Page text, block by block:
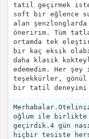
tatil geçirmek
soft bir eğlence
alan
öneririm. Tüm
ortamda tek
bir kaç eksik
daha klasik
edemedim. Her
teşekkürler, gönül
bir tatil deneyimi
oğlum ile birlikte
geçirdik.4 gün
hiçbir tesiste